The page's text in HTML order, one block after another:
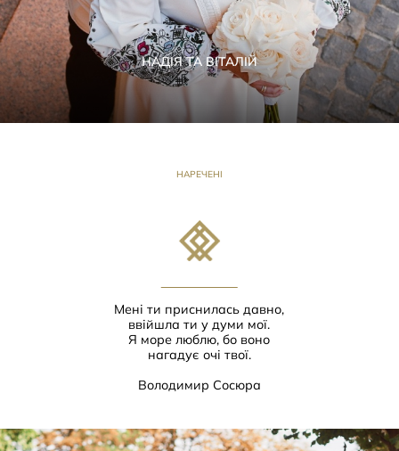
НАДІЯ ТА ВІТАЛІЙ
НАРЕЧЕНІ
Мені ти приснилась давно,
ввійшла ти у думи мої.
Я море люблю, бо воно
нагадує очі твої.
Володимир Сосюра